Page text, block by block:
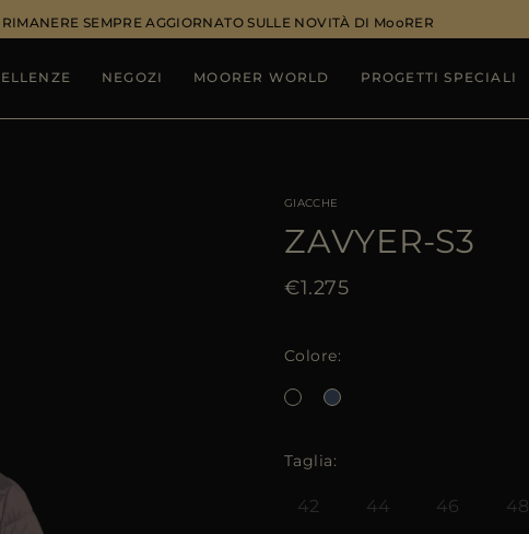
SEMPRE AGGIORNATO SULLE NOVITÀ DI MooRER
NEGOZI MOORER WORLD PROGETTI SPECIALI
GIACCHE
ZAVYER-S3
€1.275
Colore
Taglia
42 44 46 48